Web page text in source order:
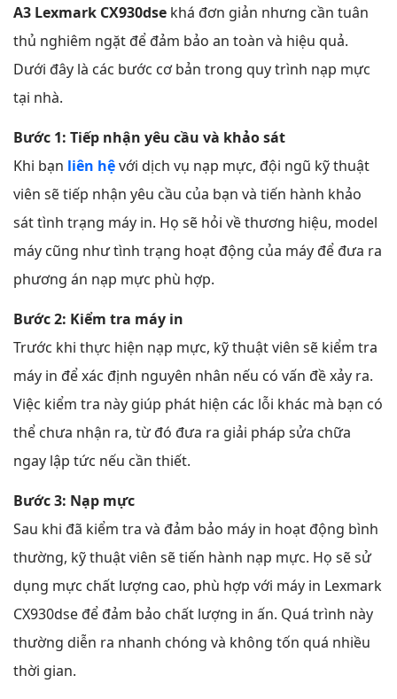
A3 Lexmark CX930dse khá đơn giản nhưng cần tuân
thủ nghiêm ngặt để đảm bảo an toàn và hiệu quả.
Dưới đây là các bước cơ bản trong quy trình nạp mực
tại nhà.
Bước 1: Tiếp nhận yêu cầu và khảo sát
Khi bạn liên hệvới dịch vụ nạp mực, đội ngũ kỹ thuật
viên sẽ tiếp nhận yêu cầu của bạn và tiến hành khảo
sát tình trạng máy in. Họ sẽ hỏi về thương hiệu, model
máy cũng như tình trạng hoạt động của máy để đưa ra
phương án nạp mực phù hợp.
Bước 2: Kiểm tra máy in
Trước khi thực hiện nạp mực, kỹ thuật viên sẽ kiểm tra
máy in để xác định nguyên nhân nếu có vấn đề xảy ra.
Việc kiểm tra này giúp phát hiện các lỗi khác mà bạn có
thể chưa nhận ra, từ đó đưa ra giải pháp sửa chữa
ngay lập tức nếu cần thiết.
Bước 3: Nạp mực
Sau khi đã kiểm tra và đảm bảo máy in hoạt động bình
thường, kỹ thuật viên sẽ tiến hành nạp mực. Họ sẽ sử
dụng mực chất lượng cao, phù hợp với máy in Lexmark
CX930dse để đảm bảo chất lượng in ấn. Quá trình này
thường diễn ra nhanh chóng và không tốn quá nhiều
thời gian.